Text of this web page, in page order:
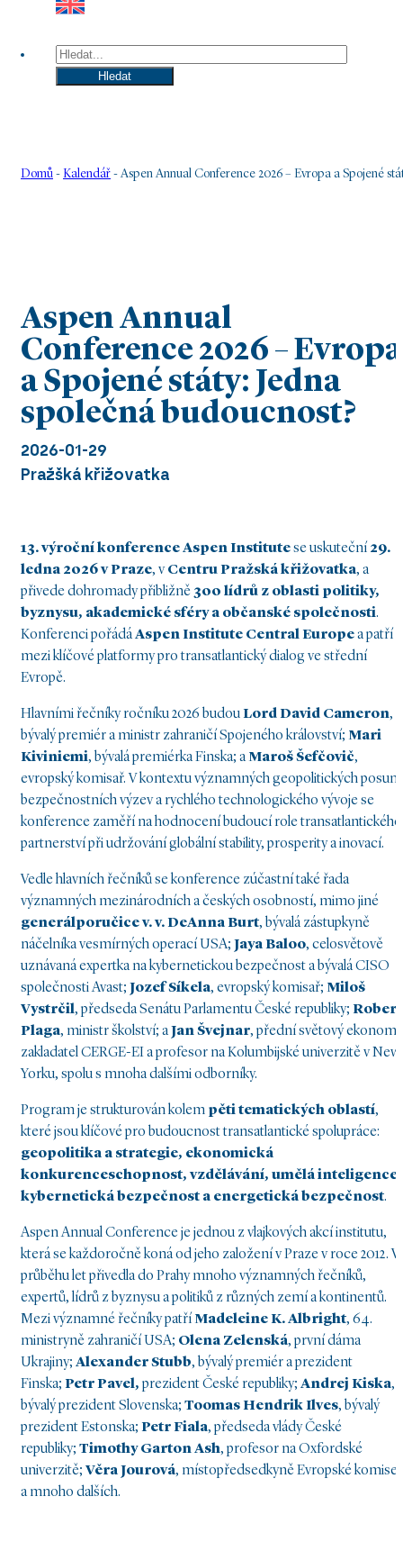
Hledat
Hledat
Domů - Kalendář -Aspen Annual Conference 2026 – Evropa a Spojené
Aspen Annual
Conference 2026 – Evropa
a Spojené státy: Jedna
společná budoucnost?
2026-01-29
Pražšká křižovatka
13. výroční konference Aspen Institutese uskuteční 29.
ledna 2026 v Praze, vCentru Pražská křižovatka, a
přivede dohromady přibližně 300 lídrů z oblasti politiky,
byznysu, akademické sféry a občanské společnosti.
Konferenci pořádáAspen Institute Central Europea patří
mezi klíčové platformy pro transatlantický dialog ve střední
Evropě.
Hlavními řečníky ročníku 2026 budouLord David Cameron,
bývalý premiér a ministr zahraničí Spojeného království; Mari
Kiviniemi, bývalá premiérka Finska; aMaroš Šefčovič,
evropský komisař. V kontextu významných geopolitických
bezpečnostních výzev a rychlého technologického vývoje se
konference zaměří na hodnocení budoucí role transatlantického
partnerství při udržování globální stability, prosperity a inovací.
Vedle hlavních řečníků se konference zúčastní také řada
významných mezinárodních a českých osobností, mimo jiné
generálporučice v. v. DeAnna Burt, bývalá zástupkyně
náčelníka vesmírných operací USA; Jaya Baloo, celosvětově
uznávaná expertka na kybernetickou bezpečnost a bývalá CISO
společnosti Avast; Jozef Síkela, evropský komisař; Miloš
Vystrčil, předseda Senátu Parlamentu České republiky; Robert
Plaga, ministr školství; aJan Švejnar, přední světový ekonom,
zakladatel CERGE-EI a profesor na Kolumbijské univerzitě v New
Yorku, spolu s mnoha dalšími odborníky.
Program je strukturován kolem pěti tematických oblastí,
které jsou klíčové pro budoucnost transatlantické spolupráce:
geopolitika a strategie, ekonomická
konkurenceschopnost, vzdělávání, umělá inteligence
kybernetická bezpečnost a energetická bezpečnost.
Aspen Annual Conference je jednou z vlajkových akcí institutu,
která se každoročně koná od jeho založení v Praze v roce 2012. V
průběhu let přivedla do Prahy mnoho významných řečníků,
expertů, lídrů z byznysu a politiků z různých zemí a kontinentů.
Mezi významné řečníky patříMadeleine K. Albright, 64.
ministryně zahraničí USA; Olena Zelenská, první dáma
Ukrajiny; Alexander Stubb, bývalý premiér a prezident
Finska; Petr Pavel, prezident České republiky; Andrej Kiska,
bývalý prezident Slovenska; Toomas Hendrik Ilves, bývalý
prezident Estonska; Petr Fiala, předseda vlády České
republiky; Timothy Garton Ash, profesor na Oxfordské
univerzitě; Věra Jourová, místopředsedkyně Evropské komise,
a mnoho dalších.